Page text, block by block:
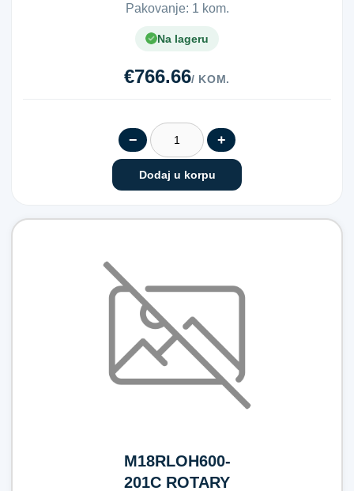
Pakovanje: 1 kom.
Na lageru
€766.66/ KOM.
− +
Dodaj u korpu
M18RLOH600-
201C ROTARY